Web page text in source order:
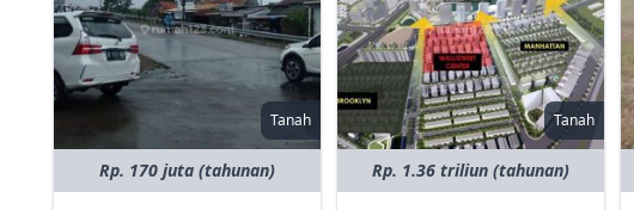
Tanah
Rp. 170 juta (tahunan)
Tanah
Rp. 1.36 triliun (tahunan)